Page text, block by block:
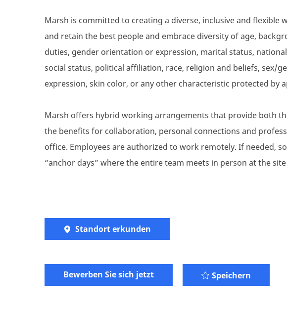
Marsh is committed to creating a diverse, inclusive and flexible
and retain the best people and embrace diversity of age,
duties, gender orientation or expression, marital status,
social status, political affiliation, race, religion and beliefs, sex/
expression, skin color, or any other characteristic protected by
Marsh offers hybrid working arrangements that provide both
the benefits for collaboration, personal connections and
office. Employees are authorized to work remotely. If needed,
“anchor days” where the entire team meets in person at the
Standort erkunden
Bewerben Sie sich jetzt Speichern